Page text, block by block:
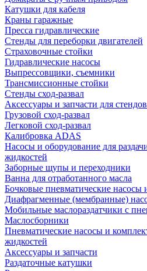
Катушки для кабеля
Краны гаражные
Пресса гидравлические
Стенды для переборки двигателей
Страховочные стойки
Гидравлические насосы
Выпрессовщики, съемники
Трансмиссионные стойки
Стенды сход-развал
Аксессуары и запчасти для
Грузовой сход-развал
Легковой сход-развал
Калибровка ADAS
Насосы и оборудование для
жидкостей
Заборные щупы и переходники
Ванна для отработанного масла
Бочковые пневматические насосы
Диафрагменные (мембранные)
Мобильные маслораздатчики с
Маслосборники
Пневматические насосы и
жидкостей
Аксессуары и запчасти
Раздаточные катушки